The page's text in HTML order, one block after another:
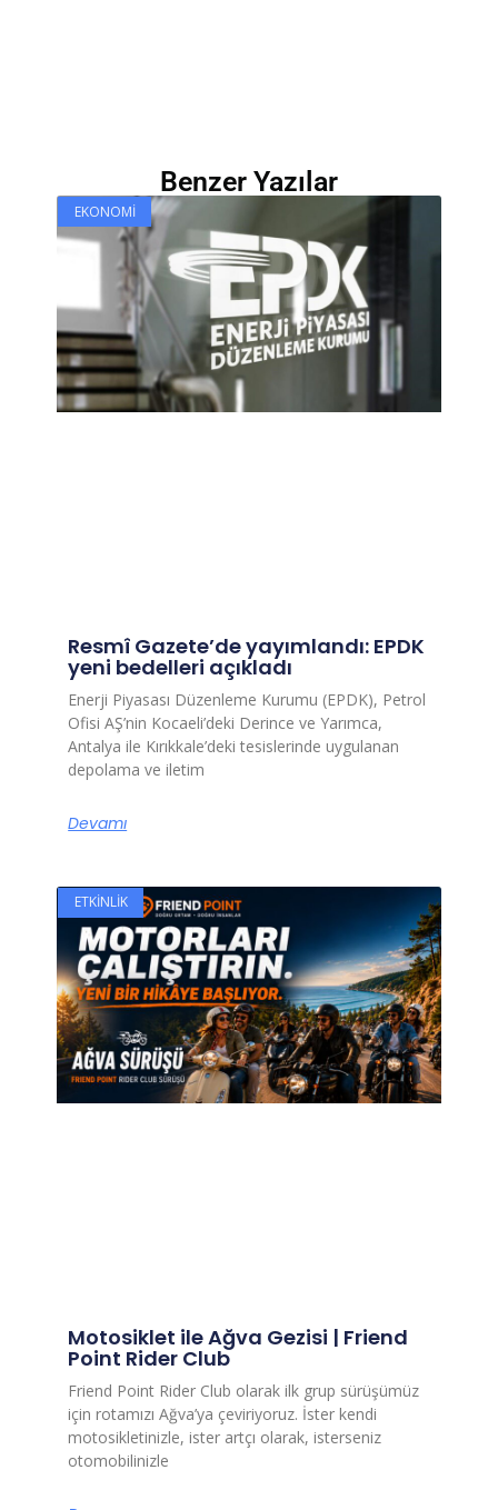
Benzer Yazılar
EKONOMI
Resmî Gazete’de yayımlandı: EPDK
yeni bedelleri açıkladı
Enerji Piyasası Düzenleme Kurumu (EPDK), Petrol
Ofisi AŞ’nin Kocaeli’deki Derince ve Yarımca,
Antalya ile Kırıkkale’deki tesislerinde uygulanan
depolama ve iletim
Devamı
ETKINLIK
Motosiklet ile Ağva Gezisi | Friend
Point Rider Club
Friend Point Rider Club olarak ilk grup sürüşümüz
için rotamızı Ağva’ya çeviriyoruz. İster kendi
motosikletinizle, ister artçı olarak, isterseniz
otomobilinizle